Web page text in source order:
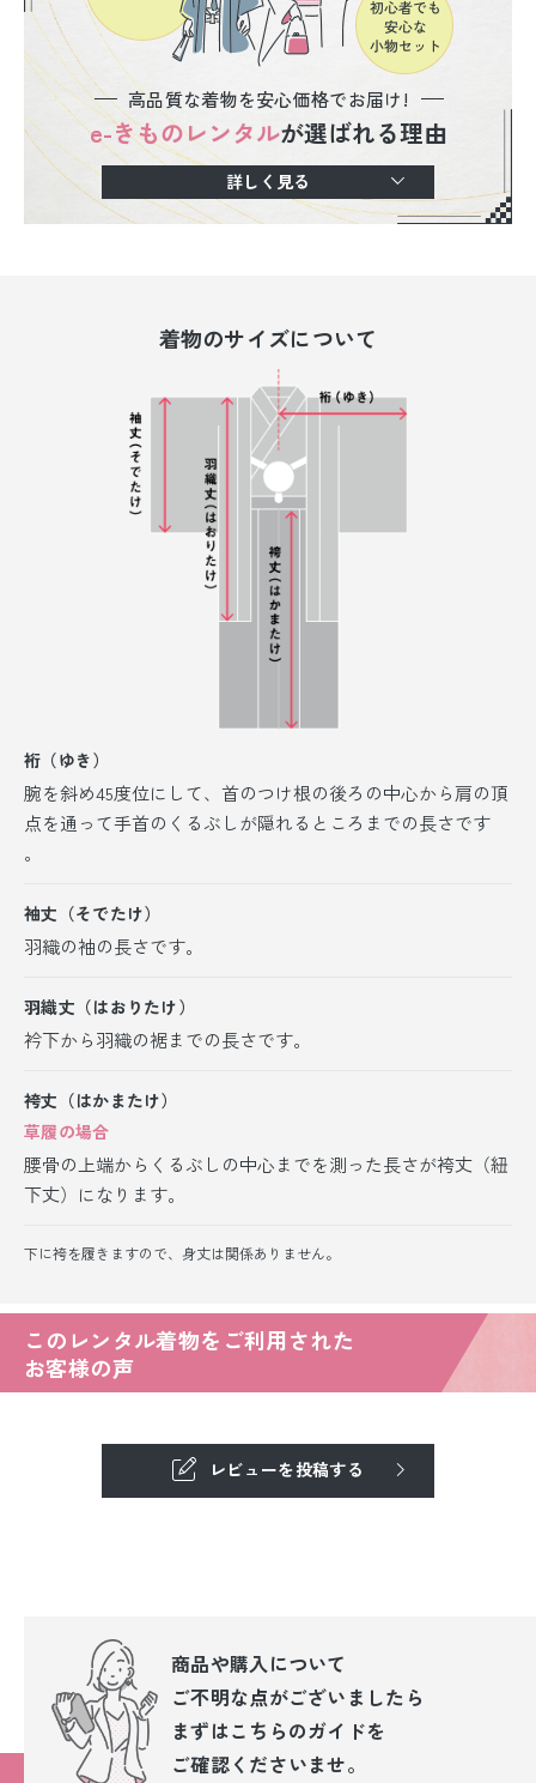
高品質な着物を安心価格でお届け!
e-きものレンタルが選ばれる理由
詳しく見る
着物のサイズについて
裄（ゆき）
腕を斜め45度位にして、首のつけ根の後ろの中心から肩の頂
点を通って手首のくるぶしが隠れるところまでの長さです
。
袖丈（そでたけ）
羽織の袖の長さです。
羽織丈（はおりたけ）
衿下から羽織の裾までの長さです。
袴丈（はかまたけ）
草履の場合
腰骨の上端からくるぶしの中心までを測った長さが袴丈（紐
下丈）になります。
下に袴を履きますので、身丈は関係ありません。
このレンタル着物をご利用された
お客様の声
レビューを投稿する
商品や購入について
ご不明な点がございましたら
まずはこちらのガイドを
ご確認くださいませ。